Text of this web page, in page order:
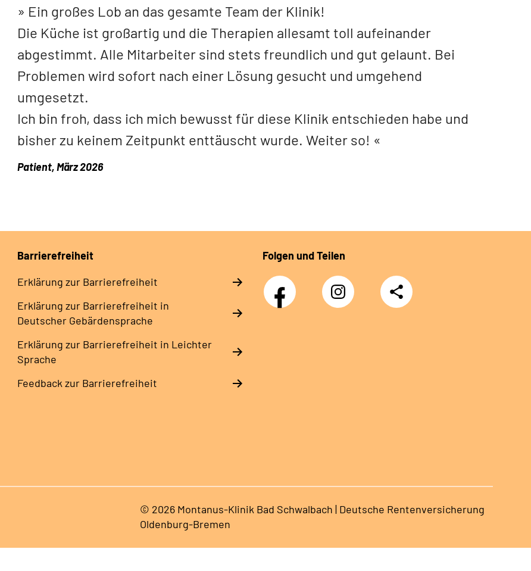
Ein großes Lob an das gesamte Team der Klinik!
Die Küche ist großartig und die Therapien allesamt toll aufeinander
abgestimmt. Alle Mitarbeiter sind stets freundlich und gut gelaunt. Bei
Problemen wird sofort nach einer Lösung gesucht und umgehend
umgesetzt.
Ich bin froh, dass ich mich bewusst für diese Klinik entschieden habe und
bisher zu keinem Zeitpunkt enttäuscht wurde. Weiter so!
Patient, März 2026
Barrierefreiheit
Erklärung zur Barrierefreiheit
Erklärung zur Barrierefreiheit in
Deutscher Gebärdensprache
Erklärung zur Barrierefreiheit in Leichter
Sprache
Feedback zur Barrierefreiheit
Folgen und Teilen
Facebook Instagram
Teilen
© 2026 Montanus-Klinik Bad Schwalbach | Deutsche Rentenversicherung
Oldenburg-Bremen